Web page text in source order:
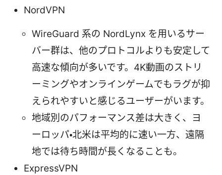
NordVPN
WireGuard 系の NordLynx を用いるサー
バー群は、他のプロトコルよりも安定して
高速な傾向が多いです。4K動画のストリ
ーミングやオンラインゲームでもラグが抑
えられやすいと感じるユーザーがいます。
地域別のパフォーマンス差は大きく、ヨ
ーロッパ・北米は平均的に速い一方、遠隔
地では待ち時間が長くなることも。
ExpressVPN